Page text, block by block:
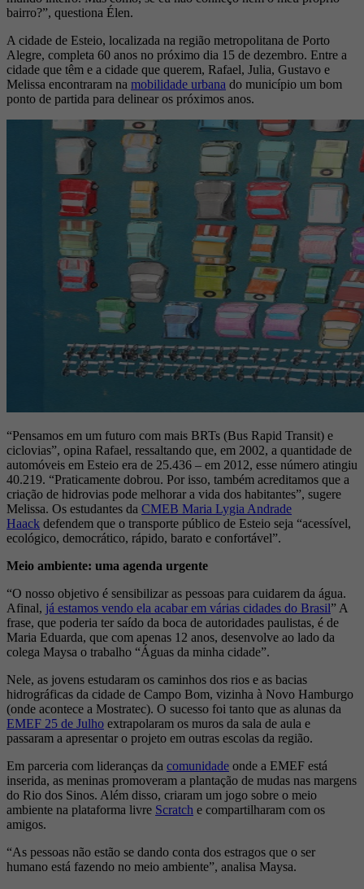
bairro?”, questiona Élen.
A cidade de Esteio, localizada na região metropolitana de Porto
Alegre, completa 60 anos no próximo dia 15 de dezembro. Entre a
cidade que têm e a cidade que querem, Rafael, Julia, Gustavo e
Melissa encontraram na mobilidade urbana do município um bom
ponto de partida para delinear os próximos anos.
“Pensamos em um futuro com mais BRTs (Bus Rapid Transit) e
ciclovias”, opina Rafael, ressaltando que, em 2002, a quantidade de
automóveis em Esteio era de 25.436 – em 2012, esse número atingiu
40.219. “Praticamente dobrou. Por isso, também acreditamos que a
criação de hidrovias pode melhorar a vida dos habitantes”, sugere
Melissa. Os estudantes da CMEB Maria Lygia Andrade
Haack defendem que o transporte público de Esteio seja “acessível,
ecológico, democrático, rápido, barato e confortável”.
Meio ambiente: uma agenda urgente
“O nosso objetivo é sensibilizar as pessoas para cuidarem da água.
Afinal, já estamos vendo ela acabar em várias cidades do Brasil” A
frase, que poderia ter saído da boca de autoridades paulistas, é de
Maria Eduarda, que com apenas 12 anos, desenvolve ao lado da
colega Maysa o trabalho “Águas da minha cidade”.
Nele, as jovens estudaram os caminhos dos rios e as bacias
hidrográficas da cidade de Campo Bom, vizinha à Novo Hamburgo
(onde acontece a Mostratec). O sucesso foi tanto que as alunas da
EMEF 25 de Julho extrapolaram os muros da sala de aula e
passaram a apresentar o projeto em outras escolas da região.
Em parceria com lideranças da comunidade onde a EMEF está
inserida, as meninas promoveram a plantação de mudas nas margens
do Rio dos Sinos. Além disso, criaram um jogo sobre o meio
ambiente na plataforma livre Scratch e compartilharam com os
amigos.
“As pessoas não estão se dando conta dos estragos que o ser
humano está fazendo no meio ambiente”, analisa Maysa.